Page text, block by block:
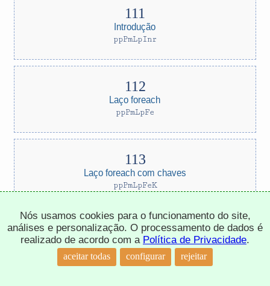
Introdução
ppPmLpInr
Laço foreach
ppPmLpFe
Laço foreach com chaves
ppPmLpFeK
Laço while
ppPmLpWl
Nós usamos cookies para o funcionamento do site,
análises e personalização. O processamento de dados é
realizado de acordo com a Política de Privacidade.
aceitar todas configurar rejeitar